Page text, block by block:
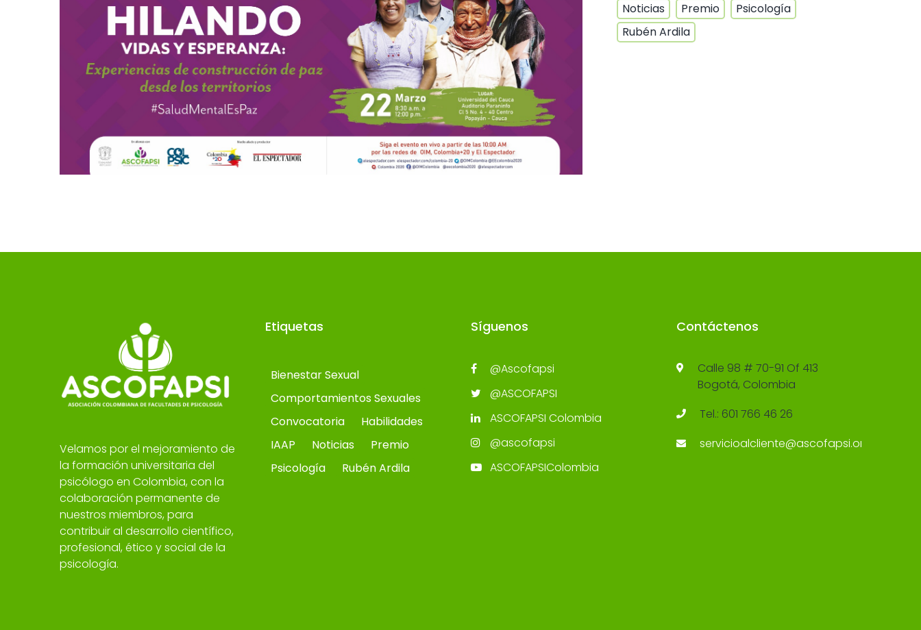
Noticias
Premio
Psicología
Rubén Ardila
Velamos por el mejoramiento de
la formación universitaria del
psicólogo en Colombia, con la
colaboración permanente de
nuestros miembros, para
contribuir al desarrollo científico,
profesional, ético y social de la
psicología.
Etiquetas
Bienestar Sexual
Comportamientos Sexuales
Convocatoria
Habilidades
IAAP
Noticias
Premio
Psicología
Rubén Ardila
Síguenos
@Ascofapsi
@ASCOFAPSI
ASCOFAPSI Colombia
@ascofapsi
ASCOFAPSIColombia
Contáctenos
Calle 98 # 70-91 Of 413
Bogotá, Colombia
Tel.: 601 766 46 26
servicioalcliente@ascofapsi.org.co